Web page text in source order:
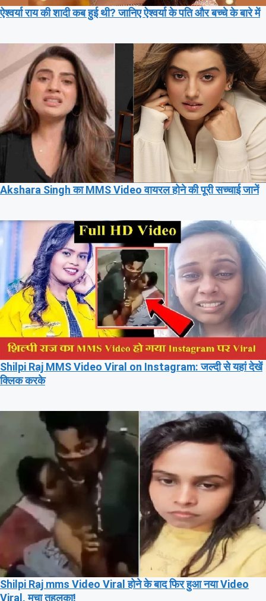
ऐश्वर्या राय की शादी कब हुई थी? जानिए ऐश्वर्या के पति और बच्चे के बारे में
Akshara Singh का MMS Video वायरल होने की पूरी सच्चाई जानें
Shilpi Raj MMS Video Viral on Instagram: जल्दी से यहां देखें
क्लिक करके
Shilpi Raj mms Video Viral होने के बाद फिर हुआ नया Video
Viral, मचा तहलका!